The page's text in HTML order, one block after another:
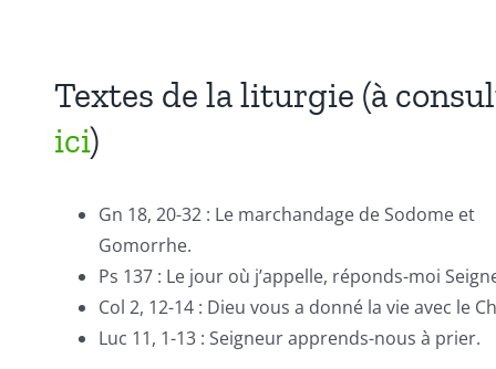
Textes de la liturgie (à
ici)
Gn 18, 20-32 : Le marchandage de Sodome et
Gomorrhe.
Ps 137 : Le jour où j’appelle, réponds-moi
Col 2, 12-14 : Dieu vous a donné la vie avec le
Luc 11, 1-13 : Seigneur apprends-nous à prier.